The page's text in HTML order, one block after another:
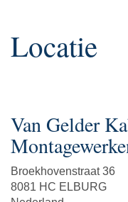
Locatie
Van Gelder
Broekhovenstraat 36
8081 HC ELBURG